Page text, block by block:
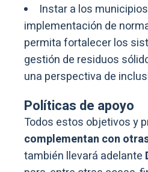
Instar a los
implementación de
permita fortalecer los
gestión de residuos
una perspectiva de
Políticas de apoyo
Todos estos objetivos y
complementan con
también llevará adelante